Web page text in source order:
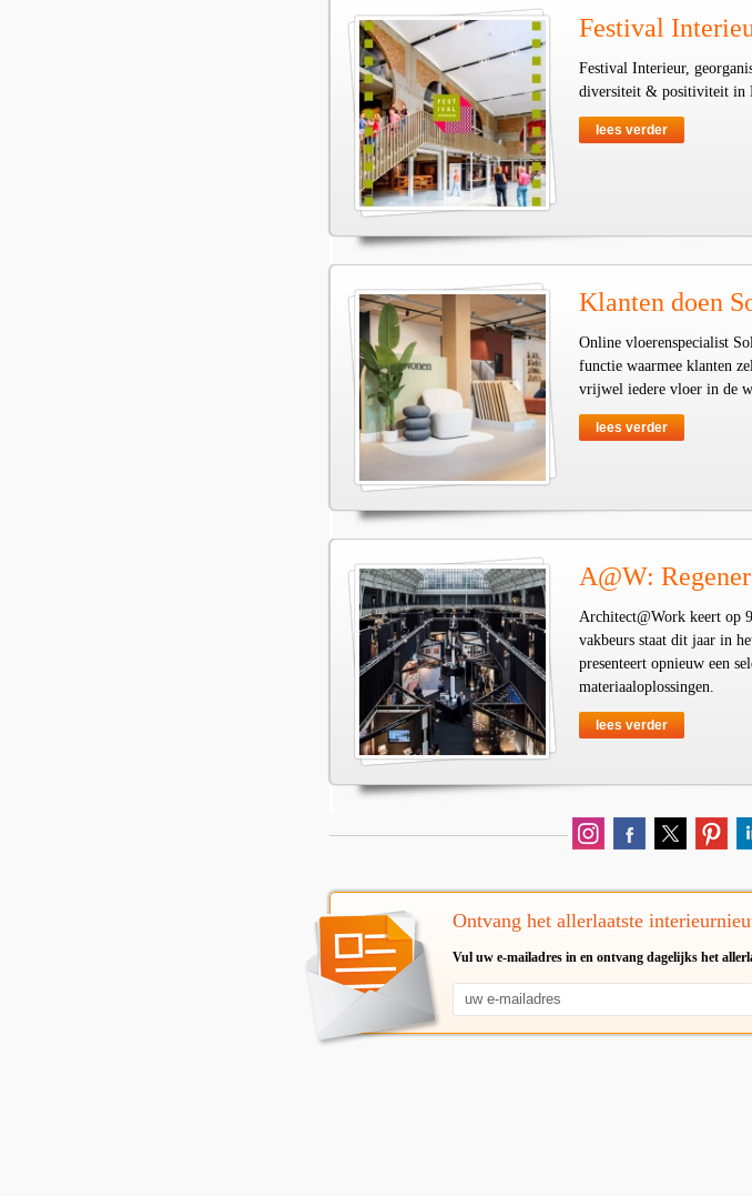
Festival
Festival Interieur,
diversiteit & positiviteit in
lees verder
Klanten doen
Online vloerenspecialist
functie waarmee klanten
vrijwel iedere vloer in de
lees verder
A@W:
Architect@Work keert op
vakbeurs staat dit jaar in
presenteert opnieuw een
materiaaloplossingen.
lees verder
Ontvang het allerlaatste
Vul uw e-mailadres in en ontvang dagelijks het